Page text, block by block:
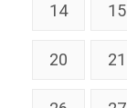
14 15
20 21